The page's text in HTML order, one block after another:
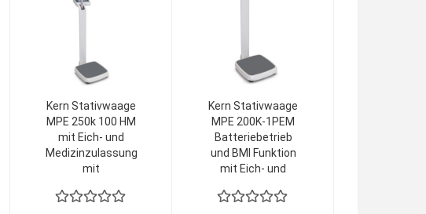
Kern Stativwaage
MPE 250k 100 HM
mit Eich- und
Medizinzulassung
mit
Größenmessstab
Kern Stativwaage
MPE 200K-1PEM
Batteriebetrieb
und BMI Funktion
mit Eich- und